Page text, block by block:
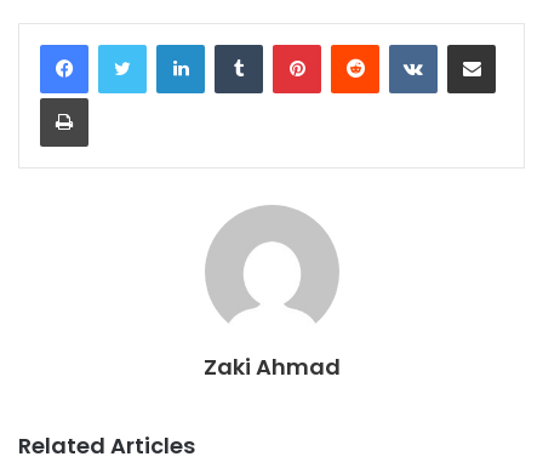
LinkedInTumblr PinterestReddit VKontakteShare via Email
Print
Zaki Ahmad
Related Articles